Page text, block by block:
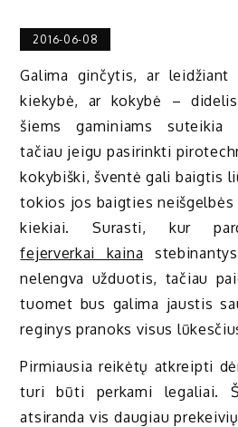
2016-06-08
Galima ginčytis, ar leidžiant
kiekybė, ar kokybė –
šiems gaminiams suteikia
tačiau jeigu pasirinkti
kokybiški, šventė gali baigtis
tokios jos baigties neišgelbės
kiekiai. Surasti, kur
fejerverkai kaina
nelengva užduotis, tačiau
tuomet bus galima jaustis
reginys pranoks visus
Pirmiausia reikėtų atkreipti
turi būti perkami legaliai.
atsiranda vis daugiau